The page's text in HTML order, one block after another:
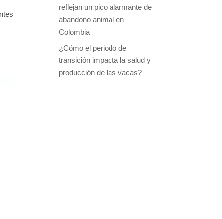
reflejan un pico alarmante de
abandono animal en
Colombia
¿Cómo el periodo de
transición impacta la salud y
producción de las vacas?